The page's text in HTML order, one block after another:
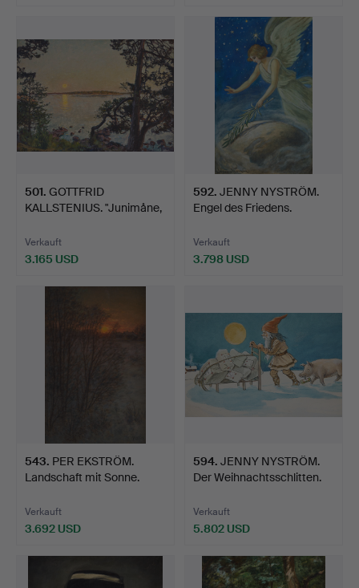
501. GOTTFRID
KALLSTENIUS. "Junimåne,
Verkauft
3.165 USD
592. JENNY NYSTRÖM.
Engel des Friedens.
Verkauft
3.798 USD
543. PER EKSTRÖM.
Landschaft mit Sonne.
Verkauft
3.692 USD
594. JENNY NYSTRÖM.
Der Weihnachtsschlitten.
Verkauft
5.802 USD